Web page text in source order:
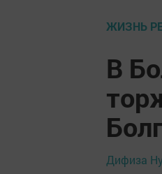
ЖИЗНЬ
В
Дифиза